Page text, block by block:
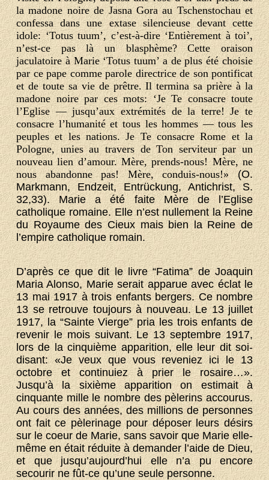
la madone noire de Jasna Gora au Tschenstochau et
confessa dans une extase silencieuse devant cette
idole: ‘Totus tuum’, c’est-à-dire ‘Entièrement à toi’,
n’est-ce pas là un blasphème? Cette oraison
jaculatoire à Marie ‘Totus tuum’ a de plus été choisie
par ce pape comme parole directrice de son pontificat
et de toute sa vie de prêtre. Il termina sa prière à la
madone noire par ces mots: ‘Je Te consacre toute
l’Eglise — jusqu’aux extrémités de la terre! Je te
consacre l’humanité et tous les hommes — tous les
peuples et les nations. Je Te consacre Rome et la
Pologne, unies au travers de Ton serviteur par un
nouveau lien d’amour. Mère, prends-nous! Mère, ne
nous abandonne pas! Mère, conduis-nous!»(O.
Markmann, Endzeit, Entrückung, Antichrist, S.
32,33). Marie a été faite Mère de l’Eglise
catholique romaine. Elle n’est nullement la Reine
du Royaume des Cieux mais bien la Reine de
l’empire catholique romain.
D’après ce que dit le livre “Fatima” de Joaquin
Maria Alonso, Marie serait apparue avec éclat le
13 mai 1917 à trois enfants bergers. Ce nombre
13 se retrouve toujours à nouveau. Le 13 juillet
1917, la “Sainte Vierge” pria les trois enfants de
revenir le mois suivant. Le 13 septembre 1917,
lors de la cinquième apparition, elle leur dit soi-
disant: «Je veux que vous reveniez ici le 13
octobre et continuiez à prier le rosaire…».
Jusqu’à la sixième apparition on estimait à
cinquante mille le nombre des pèlerins accourus.
Au cours des années, des millions de personnes
ont fait ce pèlerinage pour déposer leurs désirs
sur le coeur de Marie, sans savoir que Marie elle-
même en était réduite à demander l’aide de Dieu,
et que jusqu’aujourd’hui elle n’a pu encore
secourir ne fût-ce qu’une seule personne.